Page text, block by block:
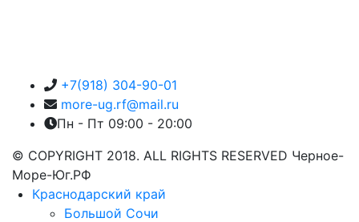
+7(918) 304-90-01
more-ug.rf@mail.ru
Пн - Пт 09:00 - 20:00
© COPYRIGHT 2018. ALL RIGHTS RESERVED Черное-
Море-Юг.РФ
Краснодарский край
Большой Сочи